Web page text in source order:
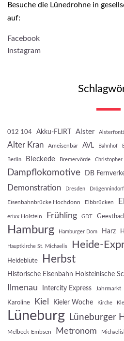
Besuche die Lünedrohne in
auf:
Facebook
Instagram
012 104 Akku-FLIRT Alster
Alter Kran Ameisenbär AVL Bahnhof
Berlin Bleckede Bremervörde Christopher
Dampflokomotive DB
Demonstration Dresden Drögennindorf
Eisenbahnbrücke Hochdonn Elbbrücken
erixx Holstein Frühling GDT
Hamburg Hamburger Dom Harz
Hauptkirche St. Michaelis Heide-
Heideblüte Herbst
Historische Eisenbahn Holsteinische
Ilmenau Intercity Express Jahrmarkt
Karoline Kiel Kieler Woche Kirche
Lüneburg Lüneburger
Melbeck-Embsen Metronom